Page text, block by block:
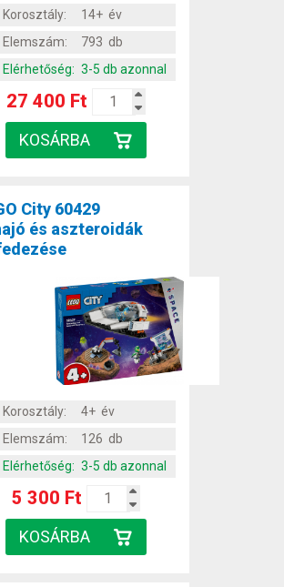
Korosztály:
14+ év
Elemszám:
793 db
Elérhetőség: 3-5 db azonnal
27 400 Ft
City 60429
és aszteroidák
Korosztály:
4+ év
Elemszám:
126 db
Elérhetőség: 3-5 db azonnal
5 300 Ft